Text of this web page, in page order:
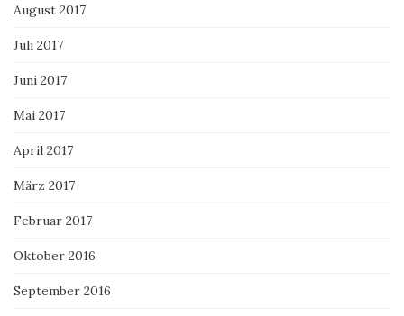
August 2017
Juli 2017
Juni 2017
Mai 2017
April 2017
März 2017
Februar 2017
Oktober 2016
September 2016